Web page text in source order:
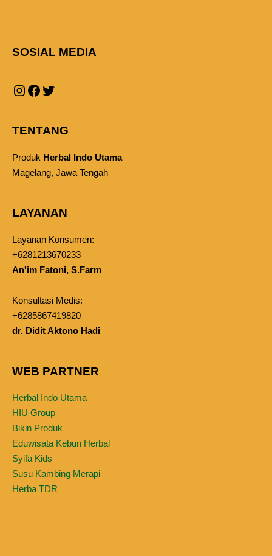
SOSIAL MEDIA
TENTANG
Produk Herbal Indo Utama
Magelang, Jawa Tengah
LAYANAN
Layanan Konsumen:
+6281213670233
An'im Fatoni, S.Farm
Konsultasi Medis:
+6285867419820
dr. Didit Aktono Hadi
WEB PARTNER
Herbal Indo Utama
HIU Group
Bikin Produk
Eduwisata Kebun Herbal
Syifa Kids
Susu Kambing Merapi
Herba TDR